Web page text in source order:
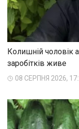
Колишній чоловік
заробітків живе
08 СЕРПНЯ 2026,